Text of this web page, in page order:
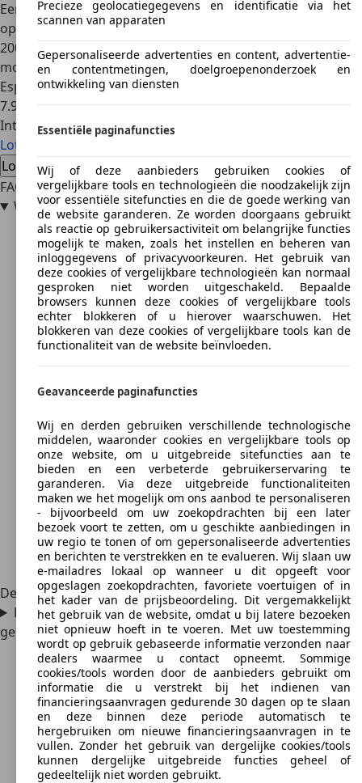
Een ander alternatief voor Lotus is de Evora, de officiële
opvolger van de Esprit. Deze wagen werd gebouwd tussen
2009 en 2021, dus zijn er voor deze wagen ook nieuwere
modellen beschikbaar. Een betaalbaar alternatief voor de
Esprit is deOpel GT 1900. Deze wagen is verkrijgbaar vanaf
7.900 euro.
Interesse in een Lotus Esprit
Lotus Esprit occasions
Lotus Esprit dealeraanbiedingen
FAQ
Welk model verving uiteindelijk de Lotus Esprit?
De Esprit werd opgevolgd door de Lotus Evora.
Hoeveel exemplaren van de Lotus Esprit werden er
geproduceerd?
Precieze geolocatiegegevens en identificatie via het
scannen van apparaten
Gepersonaliseerde advertenties en content, advertentie-
en contentmetingen, doelgroepenonderzoek en
ontwikkeling van diensten
Essentiële paginafuncties
Wij of deze aanbieders gebruiken cookies of
vergelijkbare tools en technologieën die noodzakelijk zijn
voor essentiële sitefuncties en die de goede werking van
de website garanderen. Ze worden doorgaans gebruikt
als reactie op gebruikersactiviteit om belangrijke functies
mogelijk te maken, zoals het instellen en beheren van
inloggegevens of privacyvoorkeuren. Het gebruik van
deze cookies of vergelijkbare technologieën kan normaal
gesproken niet worden uitgeschakeld. Bepaalde
browsers kunnen deze cookies of vergelijkbare tools
echter blokkeren of u hierover waarschuwen. Het
blokkeren van deze cookies of vergelijkbare tools kan de
functionaliteit van de website beïnvloeden.
Geavanceerde paginafuncties
Wij en derden gebruiken verschillende technologische
middelen, waaronder cookies en vergelijkbare tools op
onze website, om u uitgebreide sitefuncties aan te
bieden en een verbeterde gebruikerservaring te
garanderen. Via deze uitgebreide functionaliteiten
maken we het mogelijk om ons aanbod te personaliseren
- bijvoorbeeld om uw zoekopdrachten bij een later
bezoek voort te zetten, om u geschikte aanbiedingen in
uw regio te tonen of om gepersonaliseerde advertenties
en berichten te verstrekken en te evalueren. Wij slaan uw
e-mailadres lokaal op wanneer u dit opgeeft voor
opgeslagen zoekopdrachten, favoriete voertuigen of in
het kader van de prijsbeoordeling. Dit vergemakkelijkt
het gebruik van de website, omdat u bij latere bezoeken
niet opnieuw hoeft in te voeren. Met uw toestemming
wordt op gebruik gebaseerde informatie verzonden naar
dealers waarmee u contact opneemt. Sommige
cookies/tools worden door de aanbieders gebruikt om
informatie die u verstrekt bij het indienen van
financieringsaanvragen gedurende 30 dagen op te slaan
en deze binnen deze periode automatisch te
hergebruiken om nieuwe financieringsaanvragen in te
vullen. Zonder het gebruik van dergelijke cookies/tools
kunnen dergelijke uitgebreide functies geheel of
gedeeltelijk niet worden gebruikt.